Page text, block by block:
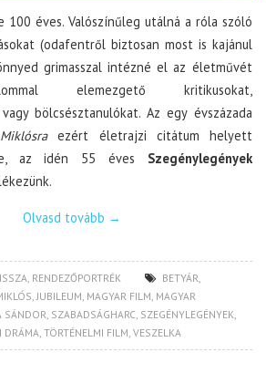
100 éves. Valószínűleg utálná a róla szóló
(odafentről biztosan most is kajánul
grimasszal intézné el az életművét
elemezgető kritikusokat,
bölcsésztanulókat. Az egy évszázada
ezért életrajzi citátum helyett
az idén 55 éves Szegénylegények
Olvasd tovább →
RENDEZŐPORTRÉK BETYÁR
JUBILEUM MAGYAR FILM MAGYAR
SÁNDOR SZABADSÁGHARC SZEGÉNYLEGÉNYEK
DRÁMA ,TÖRTÉNELMI FILM ,VESZELKA